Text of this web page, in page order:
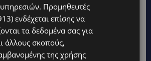
Προμηθευτές
ενδέχεται επίσης να
τα δεδομένα σας για
άλλους σκοπούς,
της χρήσης